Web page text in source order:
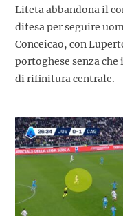
Liteta abbandona il
difesa per seguire
Conceicao, con
portoghese senza
di rifinitura centrale.